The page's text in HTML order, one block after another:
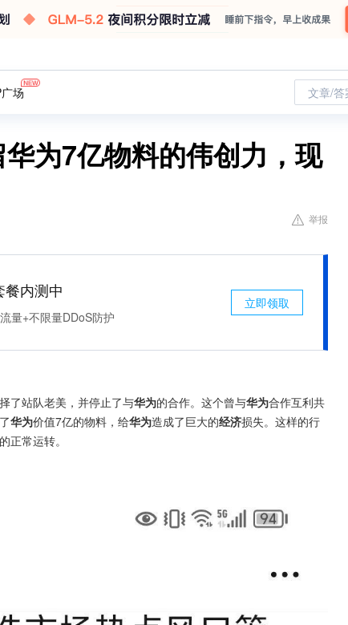
场 文章/答
为7亿物料的伟创力，现
举报
餐内测中
量+不限量DDoS防护
立即领取
了站队老美，并停止了与华为的合作。这个曾与华为合作互利共
华为价值7亿的物料，给华为造成了巨大的经济损失。这样的行
正常运转。